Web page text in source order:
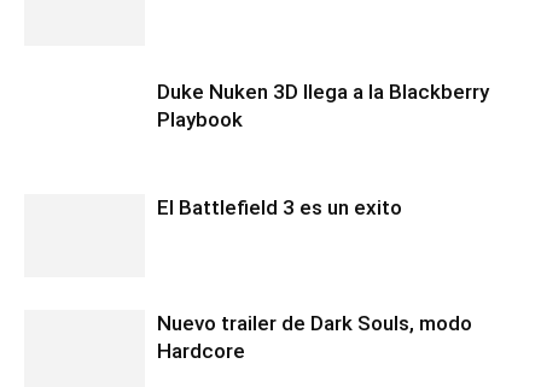
Duke Nuken 3D llega a la Blackberry
Playbook
El Battlefield 3 es un exito
Nuevo trailer de Dark Souls, modo
Hardcore